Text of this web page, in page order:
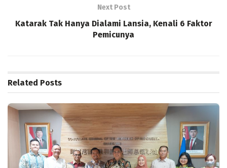
Next Post
Katarak Tak Hanya Dialami Lansia, Kenali 6 Faktor
Pemicunya
Related Posts